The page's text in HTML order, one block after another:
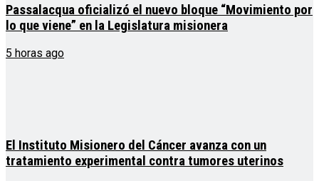
Passalacqua oficializó el nuevo bloque “Movimiento por
lo que viene” en la Legislatura misionera
5 horas ago
El Instituto Misionero del Cáncer avanza con un
tratamiento experimental contra tumores uterinos